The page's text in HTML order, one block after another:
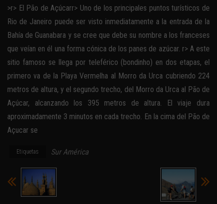
>r> El Pão de Açúcarr> Uno de los principales puntos turísticos de
Rio de Janeiro puede ser visto inmediatamente a la entrada de la
Bahía de Guanabara y se cree que debe su nombre a los franceses
que veían en él una forma cónica de los panes de azúcar. r> A este
sitio famoso se llega por teleférico (bondinho) en dos etapas, el
primero va de la Playa Vermelha al Morro da Urca cubriendo 224
metros de altura, y el segundo trecho, del Morro da Urca al Pão de
Açúcar, alcanzando los 395 metros de altura. El viaje dura
aproximadamente 3 minutos en cada trecho. En la cima del Pão de
Açucar se
Etiquetas Sur América